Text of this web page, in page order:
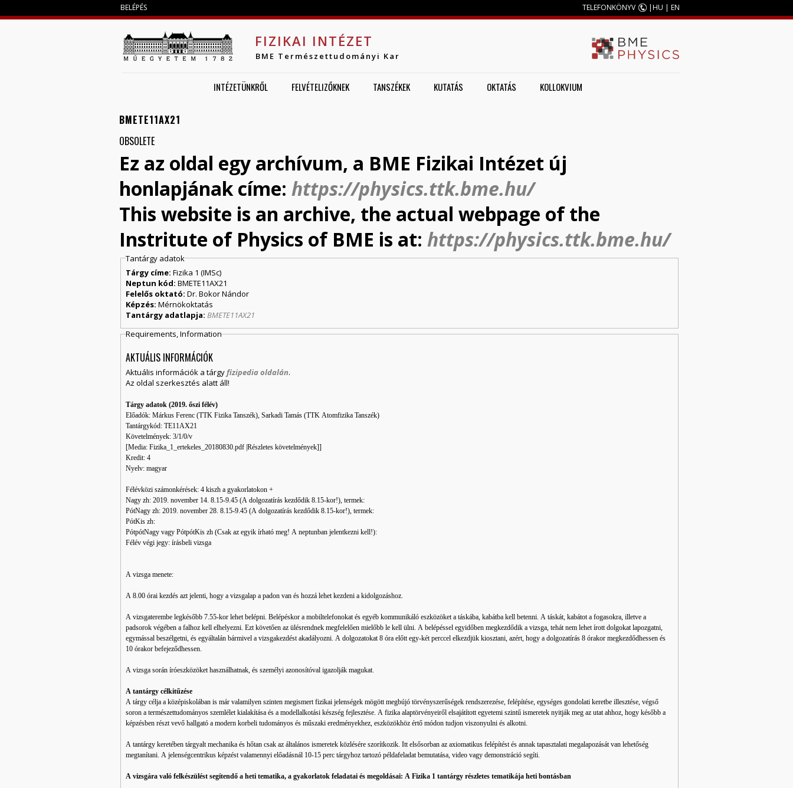
BELÉPÉS TELEFONKÖNYV |HU | EN
FIZIKAI INTÉZET
BME Természettudományi Kar
INTÉZETÜNKRŐL FELVÉTELIZŐKNEK TANSZÉKEK KUTATÁS OKTATÁS KOLLOKVIUM
BMETE11AX21
OBSOLETE
Ez az oldal egy archívum, a BME Fizikai Intézet új
honlapjának címe: https://physics.ttk.bme.hu/
This website is an archive, the actual webpage of the
Instritute of Physics of BME is at: https://physics.ttk.bme.hu/
Tantárgy adatok
Tárgy címe:Fizika 1 (IMSc)
Neptun kód:BMETE11AX21
Felelős oktató:Dr. Bokor Nándor
Képzés:Mérnökoktatás
Tantárgy adatlapja:BMETE11AX21
Requirements, Information
AKTUÁLIS INFORMÁCIÓK
Aktuális információk a tárgy fizipedia oldalán.
Az oldal szerkesztés alatt áll!
Tárgy adatok (2019. őszi félév)
Előadók: Márkus Ferenc (TTK Fizika Tanszék), Sarkadi Tamás (TTK Atomfizika Tanszék)
Tantárgykód: TE11AX21
Követelmények: 3/1/0/v
[Media: Fizika_1_ertekeles_20180830.pdf‎ |Részletes követelmények]]
Kredit: 4
Nyelv: magyar
Félévközi számonkérések: 4 kiszh a gyakorlatokon +
Nagy zh: 2019. november 14. 8.15-9.45 (A dolgozatírás kezdődik 8.15-kor!), termek:
PótNagy zh: 2019. november 28. 8.15-9.45 (A dolgozatírás kezdődik 8.15-kor!), termek:
PótKis zh:
PótpótNagy vagy PótpótKis zh (Csak az egyik írható meg! A neptunban jelentkezni kell!):
Félév végi jegy: írásbeli vizsga
A vizsga menete:
A 8.00 órai kezdés azt jelenti, hogy a vizsgalap a padon van és hozzá lehet kezdeni a kidolgozáshoz.
A vizsgaterembe legkésőbb 7.55-kor lehet belépni. Belépéskor a mobiltelefonokat és egyéb kommunikáló eszközöket a táskába, kabátba kell betenni. A táskát, kabátot a fogasokra, illetve a
padsorok végében a falhoz kell elhelyezni. Ezt követően az ülésrendnek megfelelően mielőbb le kell ülni. A belépéssel egyidőben megkezdődik a vizsga, tehát nem lehet írott dolgokat lapozgatni,
egymással beszélgetni, és egyáltalán bármivel a vizsgakezdést akadályozni. A dolgozatokat 8 óra előtt egy-két perccel elkezdjük kiosztani, azért, hogy a dolgozatírás 8 órakor megkezdődhessen és
10 órakor befejeződhessen.
A vizsga során íróeszközöket használhatnak, és személyi azonosítóval igazolják magukat.
A tantárgy célkitűzése
A tárgy célja a középiskolában is már valamilyen szinten megismert fizikai jelenségek mögött megbújó törvényszerűségek rendszerezése, felépítése, egységes gondolati keretbe illesztése, végső
soron a természettudományos szemlélet kialakítása és a modellalkotási készség fejlesztése. A fizika alaptörvényeiről elsajátított egyetemi szintű ismeretek nyitják meg az utat ahhoz, hogy később a
képzésben részt vevő hallgató a modern korbeli tudományos és műszaki eredményekhez, eszközökhöz értő módon tudjon viszonyulni és alkotni.
A tantárgy keretében tárgyalt mechanika és hőtan csak az általános ismeretek közlésére szorítkozik. Itt elsősorban az axiomatikus felépítést és annak tapasztalati megalapozását van lehetőség
megtanítani. A jelenségcentrikus képzést valamennyi előadásnál 10-15 perc tárgyhoz tartozó példafeladat bemutatása, video vagy demonstráció segíti.
A vizsgára való felkészülést segítendő a heti tematika, a gyakorlatok feladatai és megoldásai: A Fizika 1 tantárgy részletes tematikája heti bontásban